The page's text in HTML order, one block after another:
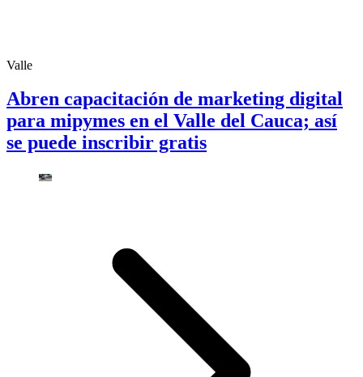
Valle
Abren capacitación de marketing digital
para mipymes en el Valle del Cauca; así
se puede inscribir gratis